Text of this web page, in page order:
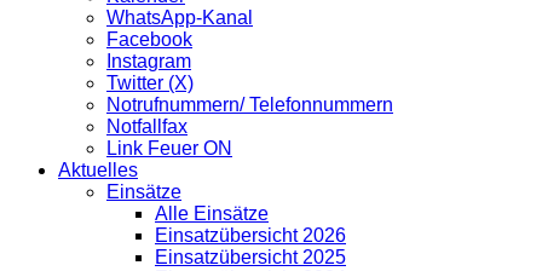
WhatsApp-Kanal
Facebook
Instagram
Twitter (X)
Notrufnummern/ Telefonnummern
Notfallfax
Link Feuer ON
Aktuelles
Einsätze
Alle Einsätze
Einsatzübersicht 2026
Einsatzübersicht 2025